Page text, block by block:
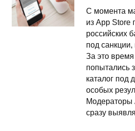
С момента
из App Store
российских
под
За это время
попытались
каталог под
особых
Модераторы
сразу